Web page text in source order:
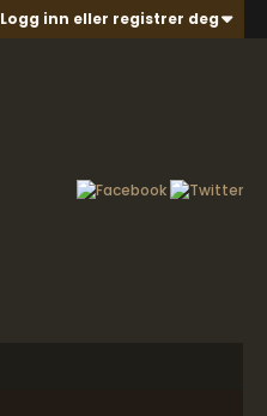
Logg inn eller registrer deg